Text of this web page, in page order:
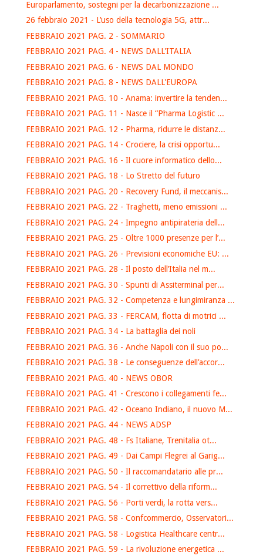
Europarlamento, sostegni per la decarbonizzazione ...
26 febbraio 2021 - L’uso della tecnologia 5G, attr...
FEBBRAIO 2021 PAG. 2 - SOMMARIO
FEBBRAIO 2021 PAG. 4 - NEWS DALL'ITALIA
FEBBRAIO 2021 PAG. 6 - NEWS DAL MONDO
FEBBRAIO 2021 PAG. 8 - NEWS DALL'EUROPA
FEBBRAIO 2021 PAG. 10 - Anama: invertire la tenden...
FEBBRAIO 2021 PAG. 11 - Nasce il “Pharma Logistic ...
FEBBRAIO 2021 PAG. 12 - Pharma, ridurre le distanz...
FEBBRAIO 2021 PAG. 14 - Crociere, la crisi opportu...
FEBBRAIO 2021 PAG. 16 - Il cuore informatico dello...
FEBBRAIO 2021 PAG. 18 - Lo Stretto del futuro
FEBBRAIO 2021 PAG. 20 - Recovery Fund, il meccanis...
FEBBRAIO 2021 PAG. 22 - Traghetti, meno emissioni ...
FEBBRAIO 2021 PAG. 24 - Impegno antipirateria dell...
FEBBRAIO 2021 PAG. 25 - Oltre 1000 presenze per l’...
FEBBRAIO 2021 PAG. 26 - Previsioni economiche EU: ...
FEBBRAIO 2021 PAG. 28 - Il posto dell’Italia nel m...
FEBBRAIO 2021 PAG. 30 - Spunti di Assiterminal per...
FEBBRAIO 2021 PAG. 32 - Competenza e lungimiranza ...
FEBBRAIO 2021 PAG. 33 - FERCAM, flotta di motrici ...
FEBBRAIO 2021 PAG. 34 - La battaglia dei noli
FEBBRAIO 2021 PAG. 36 - Anche Napoli con il suo po...
FEBBRAIO 2021 PAG. 38 - Le conseguenze dell’accor...
FEBBRAIO 2021 PAG. 40 - NEWS OBOR
FEBBRAIO 2021 PAG. 41 - Crescono i collegamenti fe...
FEBBRAIO 2021 PAG. 42 - Oceano Indiano, il nuovo M...
FEBBRAIO 2021 PAG. 44 - NEWS ADSP
FEBBRAIO 2021 PAG. 48 - Fs Italiane, Trenitalia ot...
FEBBRAIO 2021 PAG. 49 - Dai Campi Flegrei al Garig...
FEBBRAIO 2021 PAG. 50 - Il raccomandatario alle pr...
FEBBRAIO 2021 PAG. 54 - Il correttivo della riform...
FEBBRAIO 2021 PAG. 56 - Porti verdi, la rotta vers...
FEBBRAIO 2021 PAG. 58 - Confcommercio, Osservatori...
FEBBRAIO 2021 PAG. 58 - Logistica Healthcare centr...
FEBBRAIO 2021 PAG. 59 - La rivoluzione energetica ...